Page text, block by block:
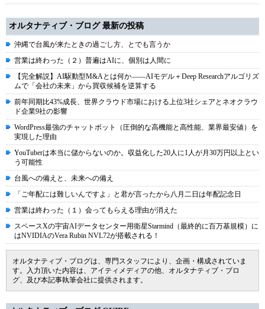
オルタナティブ・ブログ 最新の投稿
沖縄で台風が来たときの過ごし方、とでも言うか
営業は終わった（２）普遍はAIに、個別は人間に
【完全解説】AI駆動型M&Aとは何か――AIモデル＋Deep Researchアルゴリズ
ムで「会社の未来」から買収候補を逆算する
前年同期比43%成長、世界クラウド市場における上位3社シェアとネオクラウ
ド企業9社の影響
WordPress最強のチャットボット（圧倒的な高機能と高性能、業界最安値）を
実現した理由
YouTuberは本当に儲からないのか。収益化した20人に1人が月30万円以上とい
う可能性
台風への備えと、未来への備え
「ご年配には難しいんですよ」と君が言ったから八月二日は年配記念日
営業は終わった（１）会ってもらえる理由が消えた
スペースXの宇宙AIデータセンター用衛星Starmind（最終的に百万基規模）に
はNVIDIAのVera Rubin NVL72が搭載される！
オルタナティブ・ブログは、専門スタッフにより、企画・構成されていま
す。入力頂いた内容は、アイティメディアの他、オルタナティブ・ブロ
グ、及び本記事執筆会社に提供されます。